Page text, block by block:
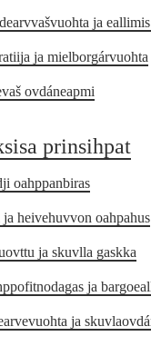
ja
ja mielborgárvuohta
ovdáneapmi
prinsihpat
oahppanbiras
heivehuvvon oahpahus
ja skuvlla gaskka
ja
ja